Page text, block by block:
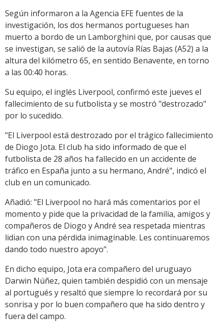
Según informaron a la Agencia EFE fuentes de la
investigación, los dos hermanos portugueses han
muerto a bordo de un Lamborghini que, por causas que
se investigan, se salió de la autovía Rías Bajas (A52) a la
altura del kilómetro 65, en sentido Benavente, en torno
a las 00:40 horas.
Su equipo, el inglés Liverpool, confirmó este jueves el
fallecimiento de su futbolista y se mostró "destrozado"
por lo sucedido.
"El Liverpool está destrozado por el trágico fallecimiento
de Diogo Jota. El club ha sido informado de que el
futbolista de 28 años ha fallecido en un accidente de
tráfico en España junto a su hermano, André", indicó el
club en un comunicado.
Añadió: "El Liverpool no hará más comentarios por el
momento y pide que la privacidad de la familia, amigos y
compañeros de Diogo y André sea respetada mientras
lidian con una pérdida inimaginable. Les continuaremos
dando todo nuestro apoyo".
En dicho equipo, Jota era compañero del uruguayo
Darwin Núñez, quien también despidió con un mensaje
al portugués y resaltó que siempre lo recordará por su
sonrisa y por lo buen compañero que ha sido dentro y
fuera del campo.